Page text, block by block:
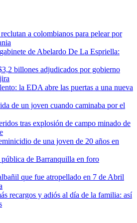
a colombianos para pelear por
de Abelardo De La Espriella:
billones adjudicados por gobierno
la EDA abre las puertas a una nueva
de un joven cuando caminaba por el
tras explosión de campo minado de
de una joven de 20 años en
pública de Barranquilla en foro
que fue atropellado en 7 de Abril
recargos y adiós al día de la familia: así